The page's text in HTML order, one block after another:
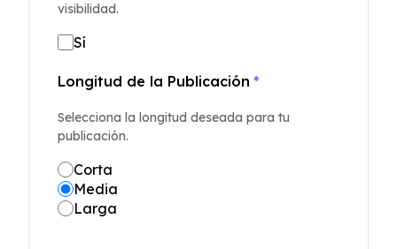
visibilidad.
Sí
Longitud de la Publicación *
Selecciona la longitud deseada para tu
publicación.
Corta
Media
Larga